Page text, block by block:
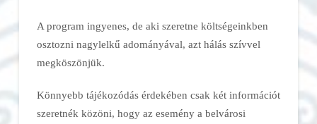
A program ingyenes, de aki szeretne költségeinkben
osztozni nagylelkű adományával, azt hálás szívvel
megköszönjük.
Könnyebb tájékozódás érdekében csak két információt
szeretnék közöni, hogy az esemény a belvárosi